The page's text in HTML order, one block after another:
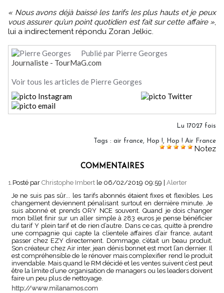
« Nous avons déjà baissé les tarifs les plus hauts et je peux
vous assurer qu’un point quotidien est fait sur cette affaire »
lui a indirectement répondu Zoran Jelkic.
Publié par Pierre Georges
Journaliste - TourMaG.com
Voir tous les articles de Pierre Georges
Lu 17027 fois
Tags : air france Hop ! Hop ! Air France
Notez
COMMENTAIRES
1. Posté par Christophe Imbert le 06/02/2019 09:59 | Alerter
Je ne suis pas sûr... les tarifs abonnés étaient fixes et flexibles. Les
changement deviennent pénalisant surtout en dernière minute. Je
suis abonné et prends ORY NCE souvent. Quand je dois changer
mon billet finir sur un aller simple à 283 euros je pense bénéficier
du tarif Y plein tarif et de rien d’autre. Dans ce cas, quitte à prendre
une compagnie qui capte la clientele affaires d’air france, autant
passer chez EZY directement. Dommage, c’était un beau produit.
Son créateur chez Air inter, jean dénis bonnet est mort l’an dernier. Il
est compréhensible de le rénover mais complexifier rend le produit
invendable. Mais quand le RM décidé et les ventes suivent c’est peut
être la limite d’une organisation de managers ou les leaders doivent
faire un peu plus de nettoyage.
http://www.milanamos.com